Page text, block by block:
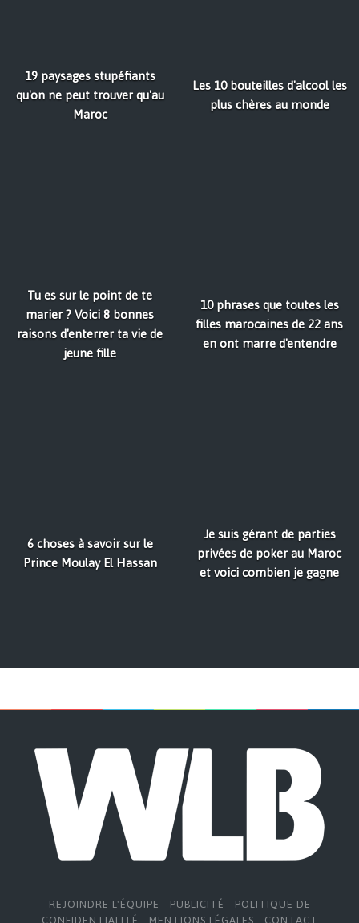
19 paysages stupéfiants
qu'on ne peut trouver qu'au
Maroc
Les 10 bouteilles d'alcool les
plus chères au monde
Tu es sur le point de te
marier ? Voici 8 bonnes
raisons d'enterrer ta vie de
jeune fille
10 phrases que toutes les
filles marocaines de 22 ans
en ont marre d'entendre
6 choses à savoir sur le
Prince Moulay El Hassan
Je suis gérant de parties
privées de poker au Maroc
et voici combien je gagne
REJOINDRE L'ÉQUIPE - PUBLICITÉ - POLITIQUE DE
CONFIDENTIALITÉ - MENTIONS LÉGALES - CONTACT